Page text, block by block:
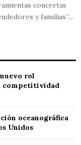
concretas
y familias”....
rol
competitividad
oceanográfica
Unidos